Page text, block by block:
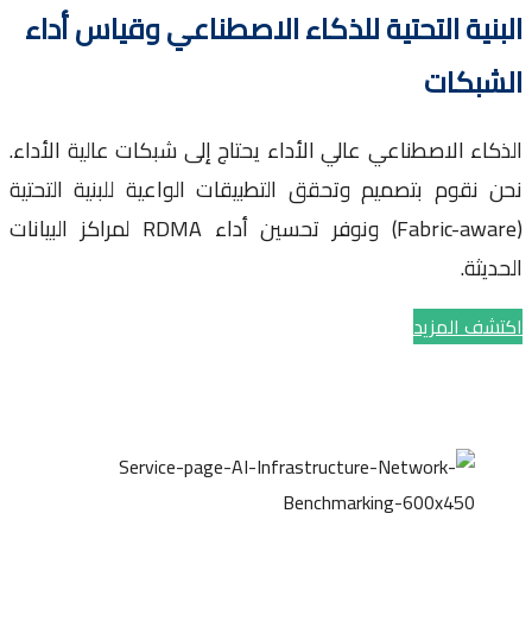
التحتية للذكاء الاصطناعي وقياس أداء
الاصطناعي عالي الأداء يحتاج إلى شبكات عالية الأداء.
بتصميم وتحقق التطبيقات الواعية للبنية التحتية
(Fabric-aware) ونوفر تحسين أداء RDMA لمراكز البيانات
المزيد